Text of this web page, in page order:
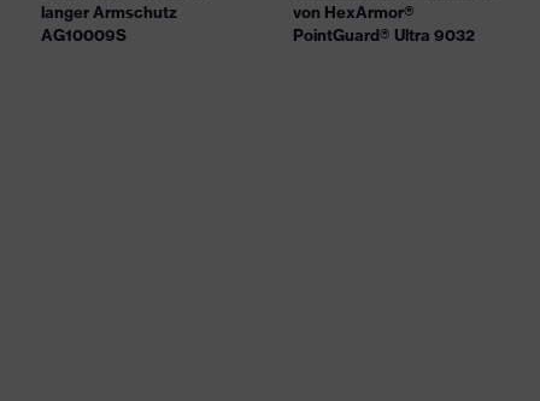
langer Armschutz
AG10009S
von HexArmor®
PointGuard® Ultra 9032